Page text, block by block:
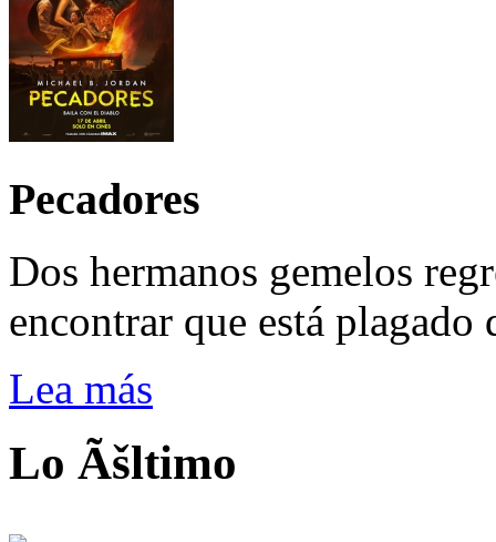
Pecadores
Dos hermanos gemelos
encontrar que está
Lea más
Lo Ãšltimo